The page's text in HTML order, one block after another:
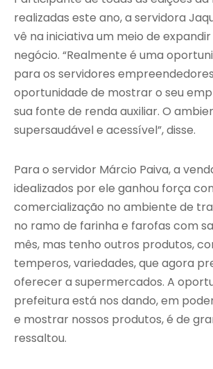
realizadas este ano, a servidora
vê na iniciativa um meio de
negócio. “Realmente é uma
para os servidores
oportunidade de mostrar o seu
sua fonte de renda auxiliar. O
supersaudável e acessível”, disse.
Para o servidor Márcio Paiva, a
idealizados por ele ganhou força
comercialização no ambiente de
no ramo de farinha e farofas com
mês, mas tenho outros produtos,
temperos, variedades, que agora
oferecer a supermercados. A
prefeitura está nos dando, em
e mostrar nossos produtos, é de
ressaltou.